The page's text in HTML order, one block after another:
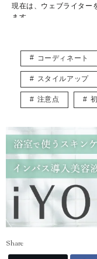
現在は、ウェブライター
ます。
トレンドはもちろん、体
関する様々な記事を執
インスタグラム*
メール*
(コンタクトはインスタ
※恐れ入りますが、商品
コーディネート
スタイルアップ
注意点
Share